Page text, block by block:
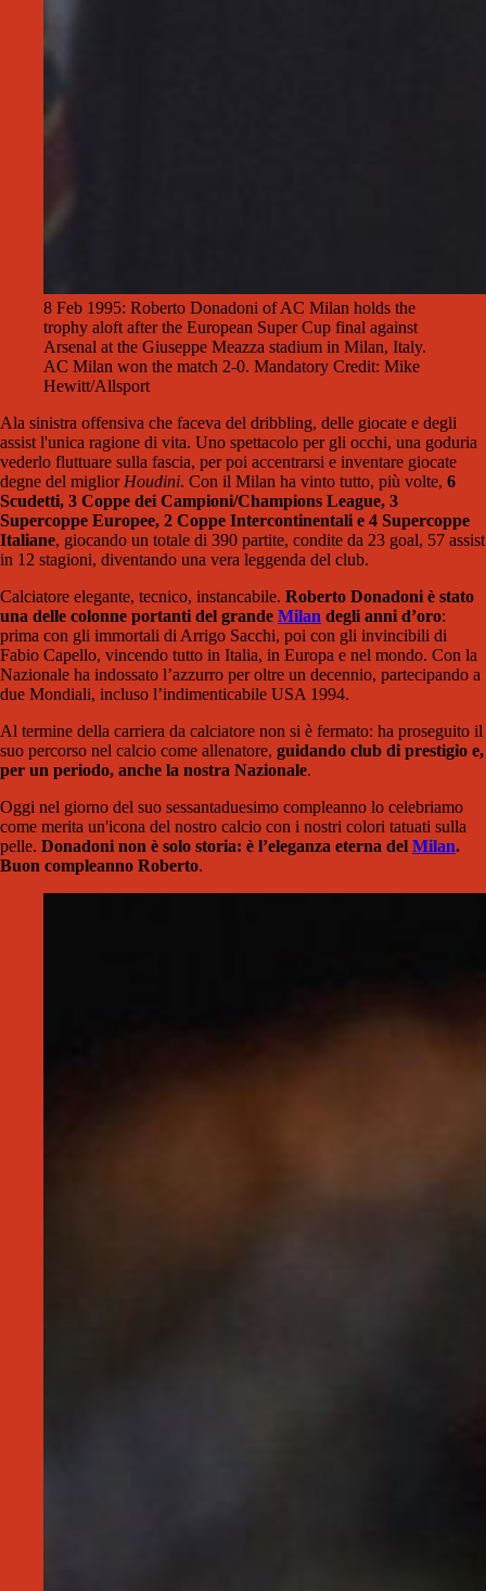
8 Feb 1995: Roberto Donadoni of AC Milan holds the
trophy aloft after the European Super Cup final against
Arsenal at the Giuseppe Meazza stadium in Milan, Italy.
AC Milan won the match 2-0. Mandatory Credit: Mike
Hewitt/Allsport
Ala sinistra offensiva che faceva del dribbling, delle giocate e degli
assist l'unica ragione di vita. Uno spettacolo per gli occhi, una goduria
vederlo fluttuare sulla fascia, per poi accentrarsi e inventare giocate
degne del miglior Houdini. Con il Milan ha vinto tutto, più volte, 6
Scudetti, 3 Coppe dei Campioni/Champions League, 3
Supercoppe Europee, 2 Coppe Intercontinentali e 4 Supercoppe
Italiane, giocando un totale di 390 partite, condite da 23 goal, 57 assist
in 12 stagioni, diventando una vera leggenda del club.
Calciatore elegante, tecnico, instancabile. Roberto Donadoni è stato
una delle colonne portanti del grande Milan degli anni d’oro:
prima con gli immortali di Arrigo Sacchi, poi con gli invincibili di
Fabio Capello, vincendo tutto in Italia, in Europa e nel mondo. Con la
Nazionale ha indossato l’azzurro per oltre un decennio, partecipando a
due Mondiali, incluso l’indimenticabile USA 1994.
Al termine della carriera da calciatore non si è fermato: ha proseguito il
suo percorso nel calcio come allenatore, guidando club di prestigio e,
per un periodo, anche la nostra Nazionale.
Oggi nel giorno del suo sessantaduesimo compleanno lo celebriamo
come merita un'icona del nostro calcio con i nostri colori tatuati sulla
pelle. Donadoni non è solo storia: è l’eleganza eterna del Milan.
Buon compleanno Roberto.